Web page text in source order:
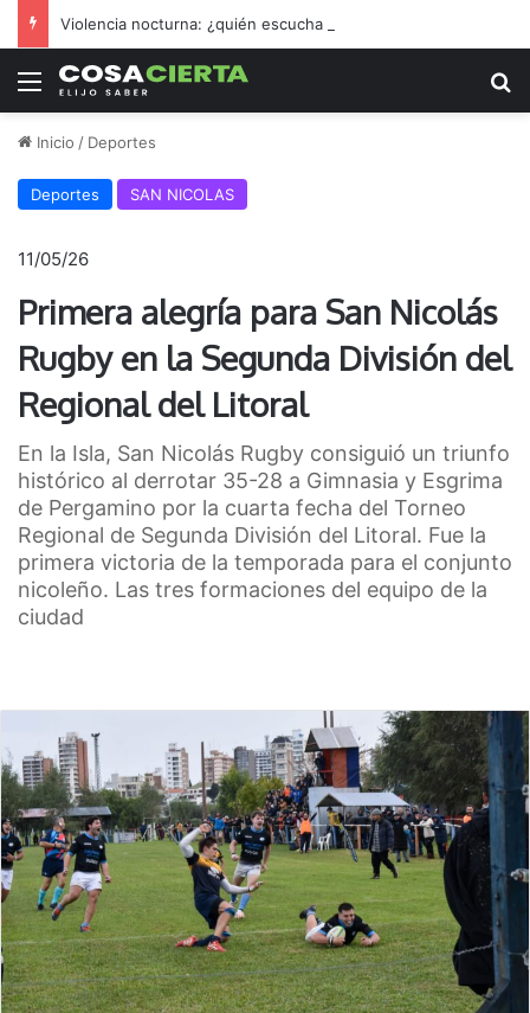
Menú
Inicio / Deportes
Deportes SAN NICOLAS
11/05/26
Primera alegría para San Nicolás
Rugby en la Segunda División del
Regional del Litoral
En la Isla, San Nicolás Rugby consiguió un triunfo
histórico al derrotar 35-28 a Gimnasia y Esgrima
de Pergamino por la cuarta fecha del Torneo
Regional de Segunda División del Litoral. Fue la
primera victoria de la temporada para el conjunto
nicoleño. Las tres formaciones del equipo de la
ciudad